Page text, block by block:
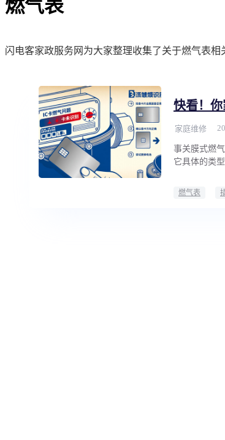
燃气表
闪电客家政服务网为大家整理收集了关于燃气表
快看！
家庭维修
事关膜式燃
它具体的类
燃气表